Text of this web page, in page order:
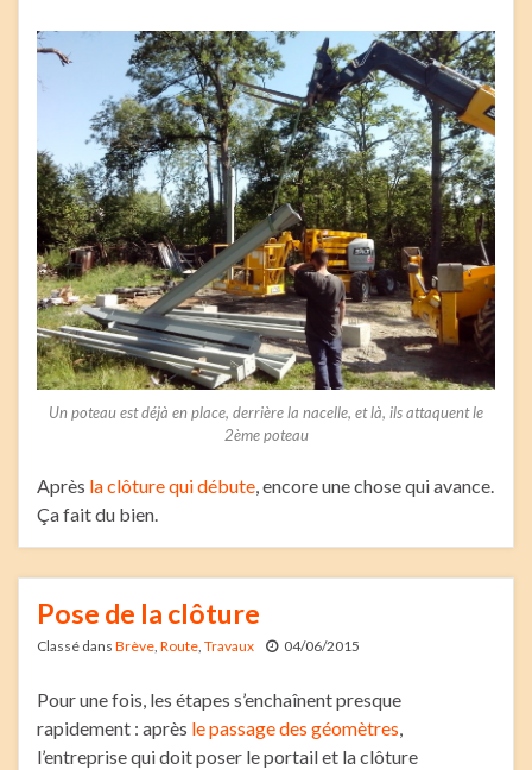
Un poteau est déjà en place, derrière la nacelle, et là, ils attaquent le
2ème poteau
Après la clôture qui débute, encore une chose qui avance.
Ça fait du bien.
Pose de la clôture
Classé dans Brève, Route, Travaux 04/06/2015
Pour une fois, les étapes s’enchaînent presque
rapidement : après le passage des géomètres,
l’entreprise qui doit poser le portail et la clôture